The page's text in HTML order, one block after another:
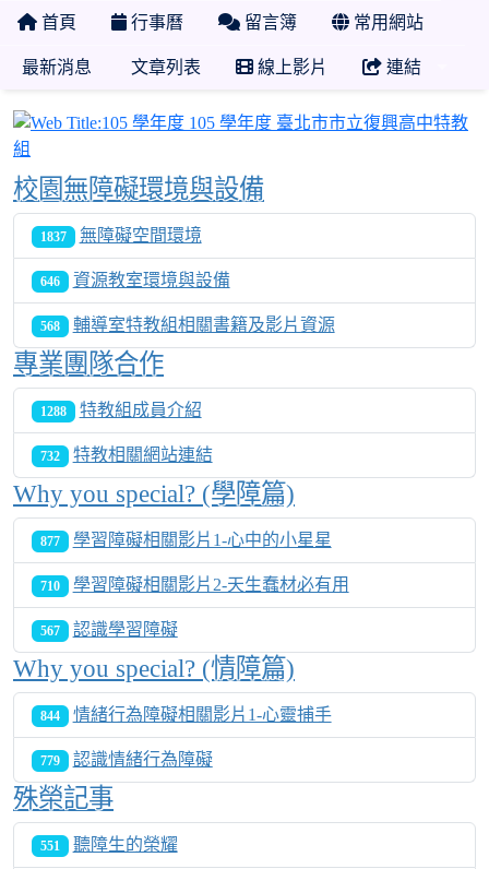
首頁 行事曆 留言簿 常用網站
最新消息 文章列表 線上影片 連結
校園無障礙環境與設備
1837 無障礙空間環境
646 資源教室環境與設備
568 輔導室特教組相關書籍及影片資源
專業團隊合作
1288 特教組成員介紹
732 特教相關網站連結
Why you special? (學障篇)
877 學習障礙相關影片1-心中的小星星
710 學習障礙相關影片2-天生蠢材必有用
567 認識學習障礙
Why you special? (情障篇)
844 情緒行為障礙相關影片1-心靈捕手
779 認識情緒行為障礙
殊榮記事
551 聽障生的榮耀